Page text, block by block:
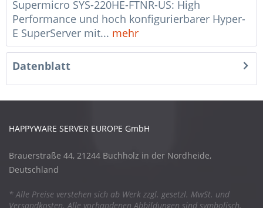
Supermicro SYS-220HE-FTNR-US: High
Performance und hoch konfigurierbarer Hyper-
E SuperServer mit... mehr
Datenblatt
HAPPYWARE SERVER EUROPE GmbH
Brauerstraße 44, 21244 Buchholz in der Nordheide,
Deutschland
* Alle Preise verstehen sich ab Werk zzgl. gesetzl. MwSt. und
Versandkosten. Alle vorhandenen Abbildungen sind symbolisch,